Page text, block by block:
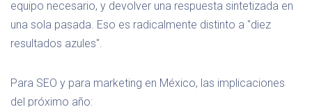
equipo necesario, y devolver una respuesta sintetizada en
una sola pasada. Eso es radicalmente distinto a "diez
resultados azules".
Para SEO y para marketing en México, las implicaciones
del próximo año: